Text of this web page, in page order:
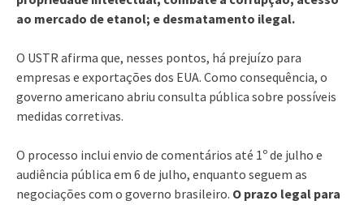
ao mercado de etanol; e desmatamento ilegal.
O USTR afirma que, nesses pontos, há prejuízo para
empresas e exportações dos EUA. Como consequência, o
governo americano abriu consulta pública sobre possíveis
medidas corretivas.
O processo inclui envio de comentários até 1º de julho e
audiência pública em 6 de julho, enquanto seguem as
negociações com o governo brasileiro. O prazo legal para